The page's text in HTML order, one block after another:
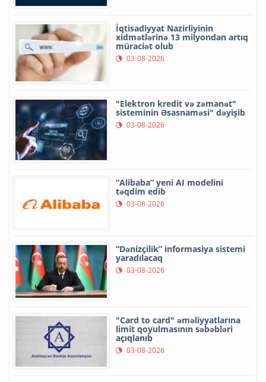
İqtisadiyyat Nazirliyinin
xidmətlərinə 13 milyondan artıq
müraciət olub
03-08-2026
"Elektron kredit və zəmanət"
sisteminin Əsasnaməsi" dəyişib
03-08-2026
“Alibaba” yeni AI modelini
təqdim edib
03-08-2026
“Dənizçilik” informasiya sistemi
yaradılacaq
03-08-2026
"Card to card" əməliyyatlarına
limit qoyulmasının səbəbləri
açıqlanıb
03-08-2026